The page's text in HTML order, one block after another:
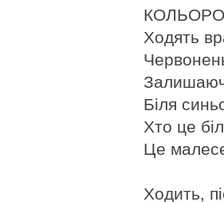
Ходять
Біля
Хто це
Це
Ходить,